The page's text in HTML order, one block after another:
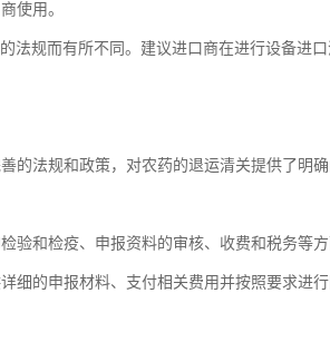
使用。
法规而有所不同。建议进口商在进行设备进
的法规和政策，对农药的退运清关提供了明
验和检疫、申报资料的审核、收费和税务等方
细的申报材料、支付相关费用并按照要求进